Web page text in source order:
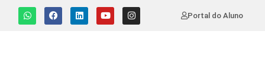
Portal do Aluno